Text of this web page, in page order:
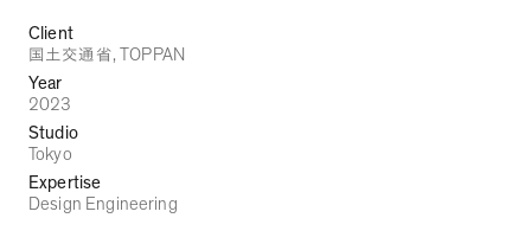
Client
国土交通省, TOPPAN
Year
2023
Studio
Tokyo
Expertise
Design Engineering